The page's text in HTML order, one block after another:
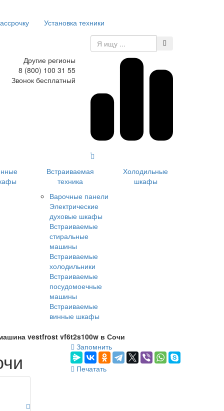
Установка техники
Другие регионы
8 (800) 100 31 55
Звонок бесплатный
Встраиваемая
техника
Варочные панели
Электрические
духовые шкафы
Встраиваемые
стиральные
машины
Встраиваемые
холодильники
Встраиваемые
посудомоечные
машины
Встраиваемые
винные шкафы
Холодильные
шкафы
vestfrost vf6t2s100w в Сочи
Запомнить
Печатать